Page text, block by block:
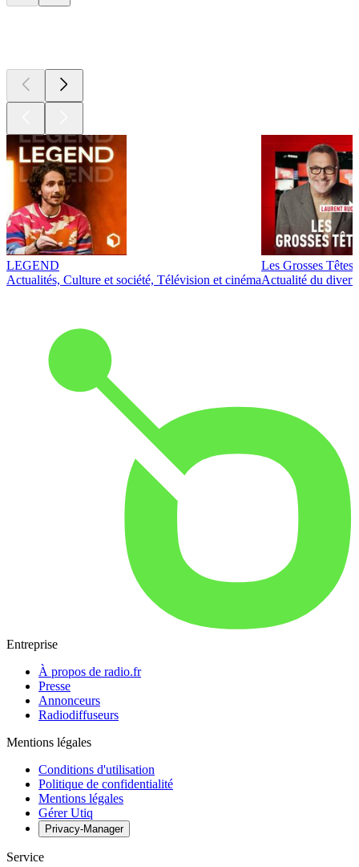
LEGEND
Actualités, Culture et société, Télévision et cinéma
Les Grosses Têtes
Actualité du
Entreprise
À propos de radio.fr
Presse
Annonceurs
Radiodiffuseurs
Mentions légales
Conditions d'utilisation
Politique de confidentialité
Mentions légales
Gérer Utiq
Privacy-Manager
Service